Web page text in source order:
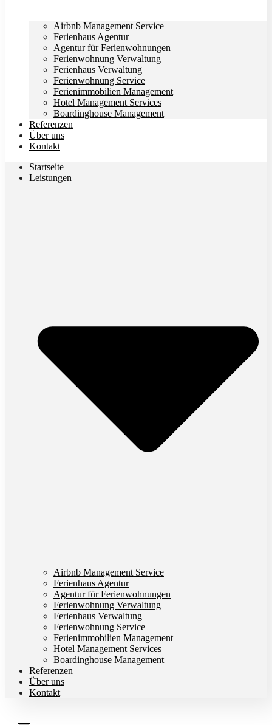
Airbnb Management Service
Ferienhaus Agentur
Agentur für Ferienwohnungen
Ferienwohnung Verwaltung
Ferienhaus Verwaltung
Ferienwohnung Service
Ferienimmobilien Management
Hotel Management Services
Boardinghouse Management
Referenzen
Über uns
Kontakt
Startseite
Leistungen
Airbnb Management Service
Ferienhaus Agentur
Agentur für Ferienwohnungen
Ferienwohnung Verwaltung
Ferienhaus Verwaltung
Ferienwohnung Service
Ferienimmobilien Management
Hotel Management Services
Boardinghouse Management
Referenzen
Über uns
Kontakt